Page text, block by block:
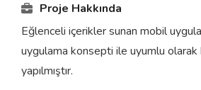
Proje Hakkında
Eğlenceli içerikler sunan mobil
uygulama konsepti ile uyumlu olarak
yapılmıştır.